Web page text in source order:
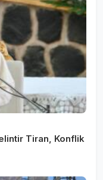
Tiran, Konflik